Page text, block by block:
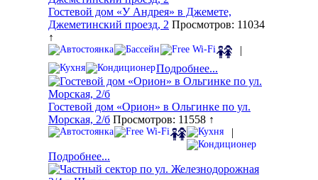
Гостевой дом «У Андрея» в Джемете,
Джеметинский проезд, 2 Просмотров: 11034
↑
|
Подробнее...
Гостевой дом «Орион» в Ольгинке по ул.
Морская, 2/б Просмотров: 11558 ↑
|
Подробнее...